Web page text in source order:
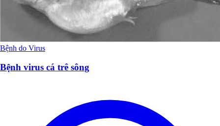
Bệnh do Virus
Bệnh virus cá trê sông